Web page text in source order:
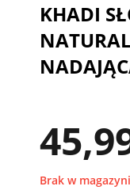
KHADI
Brak w